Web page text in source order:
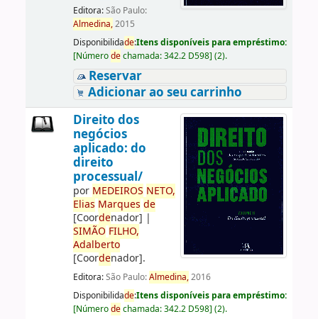
Editora:São Paulo:
Almedina,2015
Disponibilidade:Itens disponíveis para empréstimo:
[Númerodechamada:342.2 D598] (2).
Reservar
Adicionar ao seu carrinho
Direito dos
negócios
aplicado: do
direito
processual/
por MEDEIROS NETO,
Elias Marques de
[Coordenador] |
SIMÃO FILHO,
Adalberto
[Coordenador].
Editora:São Paulo:Almedina,2016
Disponibilidade:Itens disponíveis para empréstimo:
[Númerodechamada:342.2 D598] (2).